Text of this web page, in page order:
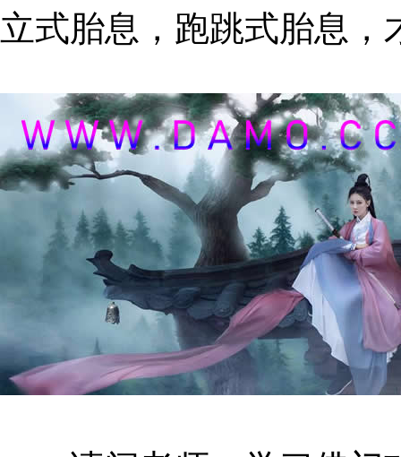
立式胎息，跑跳式胎息，